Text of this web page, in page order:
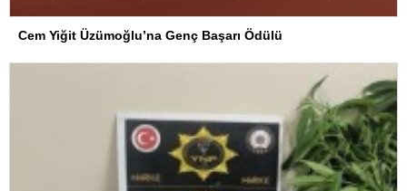
Cem Yiğit Üzümoğlu’na Genç Başarı Ödülü